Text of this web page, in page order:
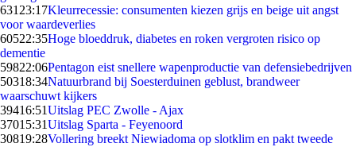
631 23:17Kleurrecessie: consumenten kiezen grijs en beige uit angst
voor waardeverlies
60522:35Hoge bloeddruk, diabetes en roken vergroten risico op
dementie
59822:06Pentagon eist snellere wapenproductie van defensiebedrijven
50318:34Natuurbrand bij Soesterduinen geblust, brandweer
waarschuwt kijkers
39416:51Uitslag PEC Zwolle - Ajax
37015:31Uitslag Sparta - Feyenoord
30819:28Vollering breekt Niewiadoma op slotklim en pakt tweede